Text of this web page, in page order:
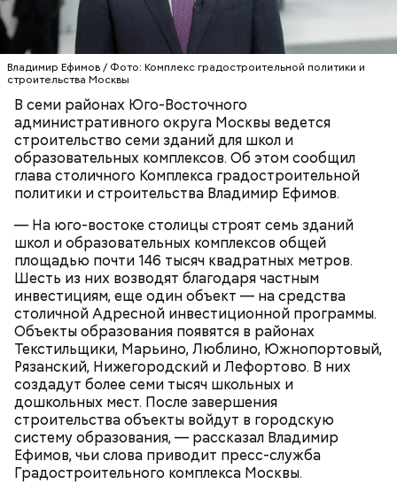
Владимир Ефимов / Фото: Комплекс градостроительной политики и
строительства Москвы
В семи районах Юго-Восточного
административного округа Москвы ведется
строительство семи зданий для школ и
образовательных комплексов. Об этом сообщил
глава столичного Комплекса градостроительной
политики и строительства Владимир Ефимов.
— На юго-востоке столицы строят семь зданий
школ и образовательных комплексов общей
площадью почти 146 тысяч квадратных метров.
Шесть из них возводят благодаря частным
инвестициям, еще один объект — на средства
столичной Адресной инвестиционной программы.
Объекты образования появятся в районах
Текстильщики, Марьино, Люблино, Южнопортовый,
Рязанский, Нижегородский и Лефортово. В них
создадут более семи тысяч школьных и
дошкольных мест. После завершения
строительства объекты войдут в городскую
систему образования, — рассказал Владимир
Ефимов, чьи слова приводит пресс-служба
Градостроительного комплекса Москвы.
Новые образовательные объекты появятся в
шаговой доступности от жилых кварталов.
Благодаря этому снизится нагрузка на
существующие учебные организации, обучение
будет проходить в комфортных условиях, появятся
новые образовательные возможности.
углубленного изучения предметов и проведения
практических занятий в здании оборудуют
современные лабораторно-исследовательские
комплексы и ИТ-полигон. Появятся залы для
спортивных занятий и торжественных
мероприятий. По завершении строительства
застройщик передаст здание городу.
СТРОИТЕЛЬСТВО
ВЛАДИМИР ЕФИМОВ